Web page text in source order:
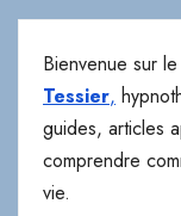
Bienvenue sur
Tessier,
guides, articles
comprendre
vie.